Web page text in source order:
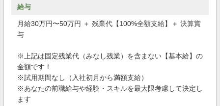
給与
月給30万円〜50万円 ＋ 残業代【100%全額支給】＋ 決算賞
与
※上記は固定残業代（みなし残業）を含まない【基本給】の
金額です！
※試用期間なし（入社初月から満額支給）
※あなたの前職給与や経験・スキルを最大限考慮して決定し
ます